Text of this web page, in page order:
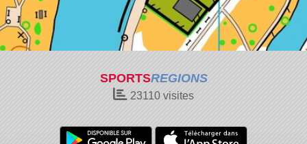
SPORTSREGIONS
23110 visites